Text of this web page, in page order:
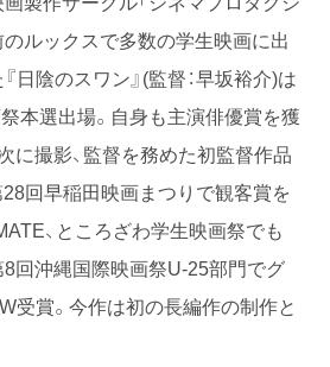
のルックスで多数の学生映画に出
日陰のスワン』(監督：早坂裕介)は
本選出場。自身も主演俳優賞を獲
に撮影、監督を務めた初監督作品
28回早稲田映画まつりで観客賞を
、ところざわ学生映画祭でも
8回沖縄国際映画祭U-25部門でグ
受賞。今作は初の長編作の制作と